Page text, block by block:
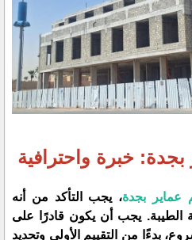
خبرة واحترافية
عماير بجدة، يجب التأكد من أنه
الطيبة. يجب أن يكون قادرًا على
بدءًا من التقييم الأولي وتحديد